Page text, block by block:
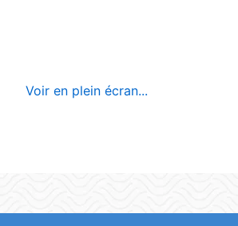
Voir en plein écran...